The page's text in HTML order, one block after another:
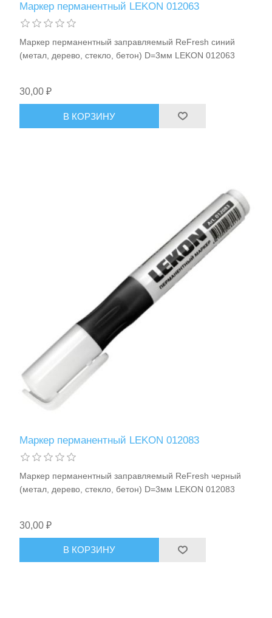
Маркер перманентный LEKON 012063
Маркер перманентный заправляемый ReFresh синий
(метал, дерево, стекло, бетон) D=3мм LEKON 012063
30,00 ₽
В КОРЗИНУ
Маркер перманентный LEKON 012083
Маркер перманентный заправляемый ReFresh черный
(метал, дерево, стекло, бетон) D=3мм LEKON 012083
30,00 ₽
В КОРЗИНУ